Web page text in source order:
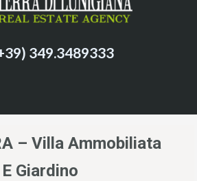
349.3489333
– Villa Ammobiliata
Giardino